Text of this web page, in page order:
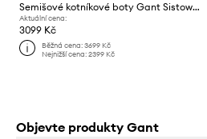
Semišové kotníkové boty Gant Sistown
Aktuální cena:
3099 Kč
Běžná cena:3699 Kč
Nejnižší cena:2399 Kč
Objevte produkty Gant